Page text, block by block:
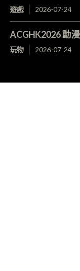
遊戲 2026-07-24
ACGHK2026 動
玩物 2026-07-24